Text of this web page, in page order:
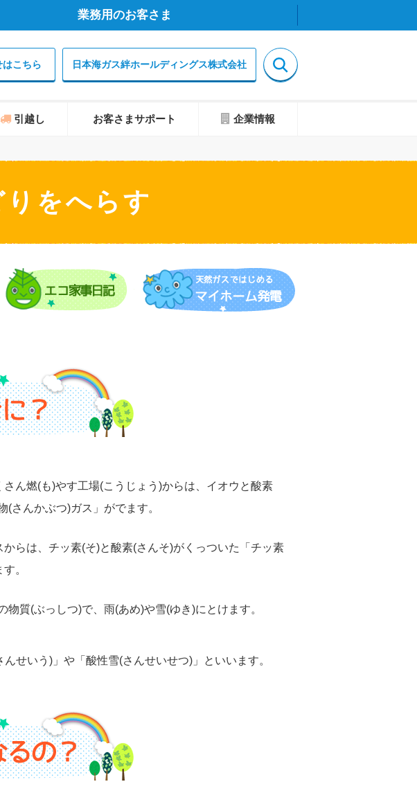
業務用のお客さま
こちら 日本海ガス絆ホールディングス株式会社
引越し お客さまサポート 企業情報
をへらす
ん燃(も)やす工場(こうじょう)からは、イオウと酸素
さんかぶつ)ガス」がでます。
らは、チッ素(そ)と酸素(さんそ)がくっついた「チッ素
。
物質(ぶっしつ)で、雨(あめ)や雪(ゆき)にとけます。
せいう)」や「酸性雪(さんせいせつ)」といいます。